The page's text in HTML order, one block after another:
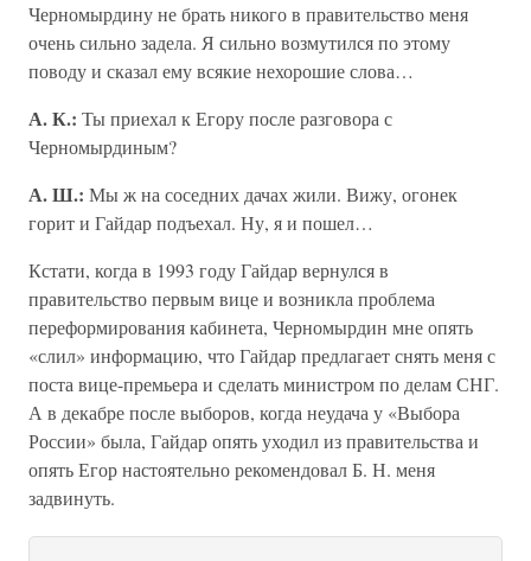
Черномырдину не брать никого в правительство меня
очень сильно задела. Я сильно возмутился по этому
поводу и сказал ему всякие нехорошие слова…
А. К.: Ты приехал к Егору после разговора с
Черномырдиным?
А. Ш.: Мы ж на соседних дачах жили. Вижу, огонек
горит и Гайдар подъехал. Ну, я и пошел…
Кстати, когда в 1993 году Гайдар вернулся в
правительство первым вице и возникла проблема
переформирования кабинета, Черномырдин мне опять
«слил» информацию, что Гайдар предлагает снять меня с
поста вице-премьера и сделать министром по делам СНГ.
А в декабре после выборов, когда неудача у «Выбора
России» была, Гайдар опять уходил из правительства и
опять Егор настоятельно рекомендовал Б. Н. меня
задвинуть.